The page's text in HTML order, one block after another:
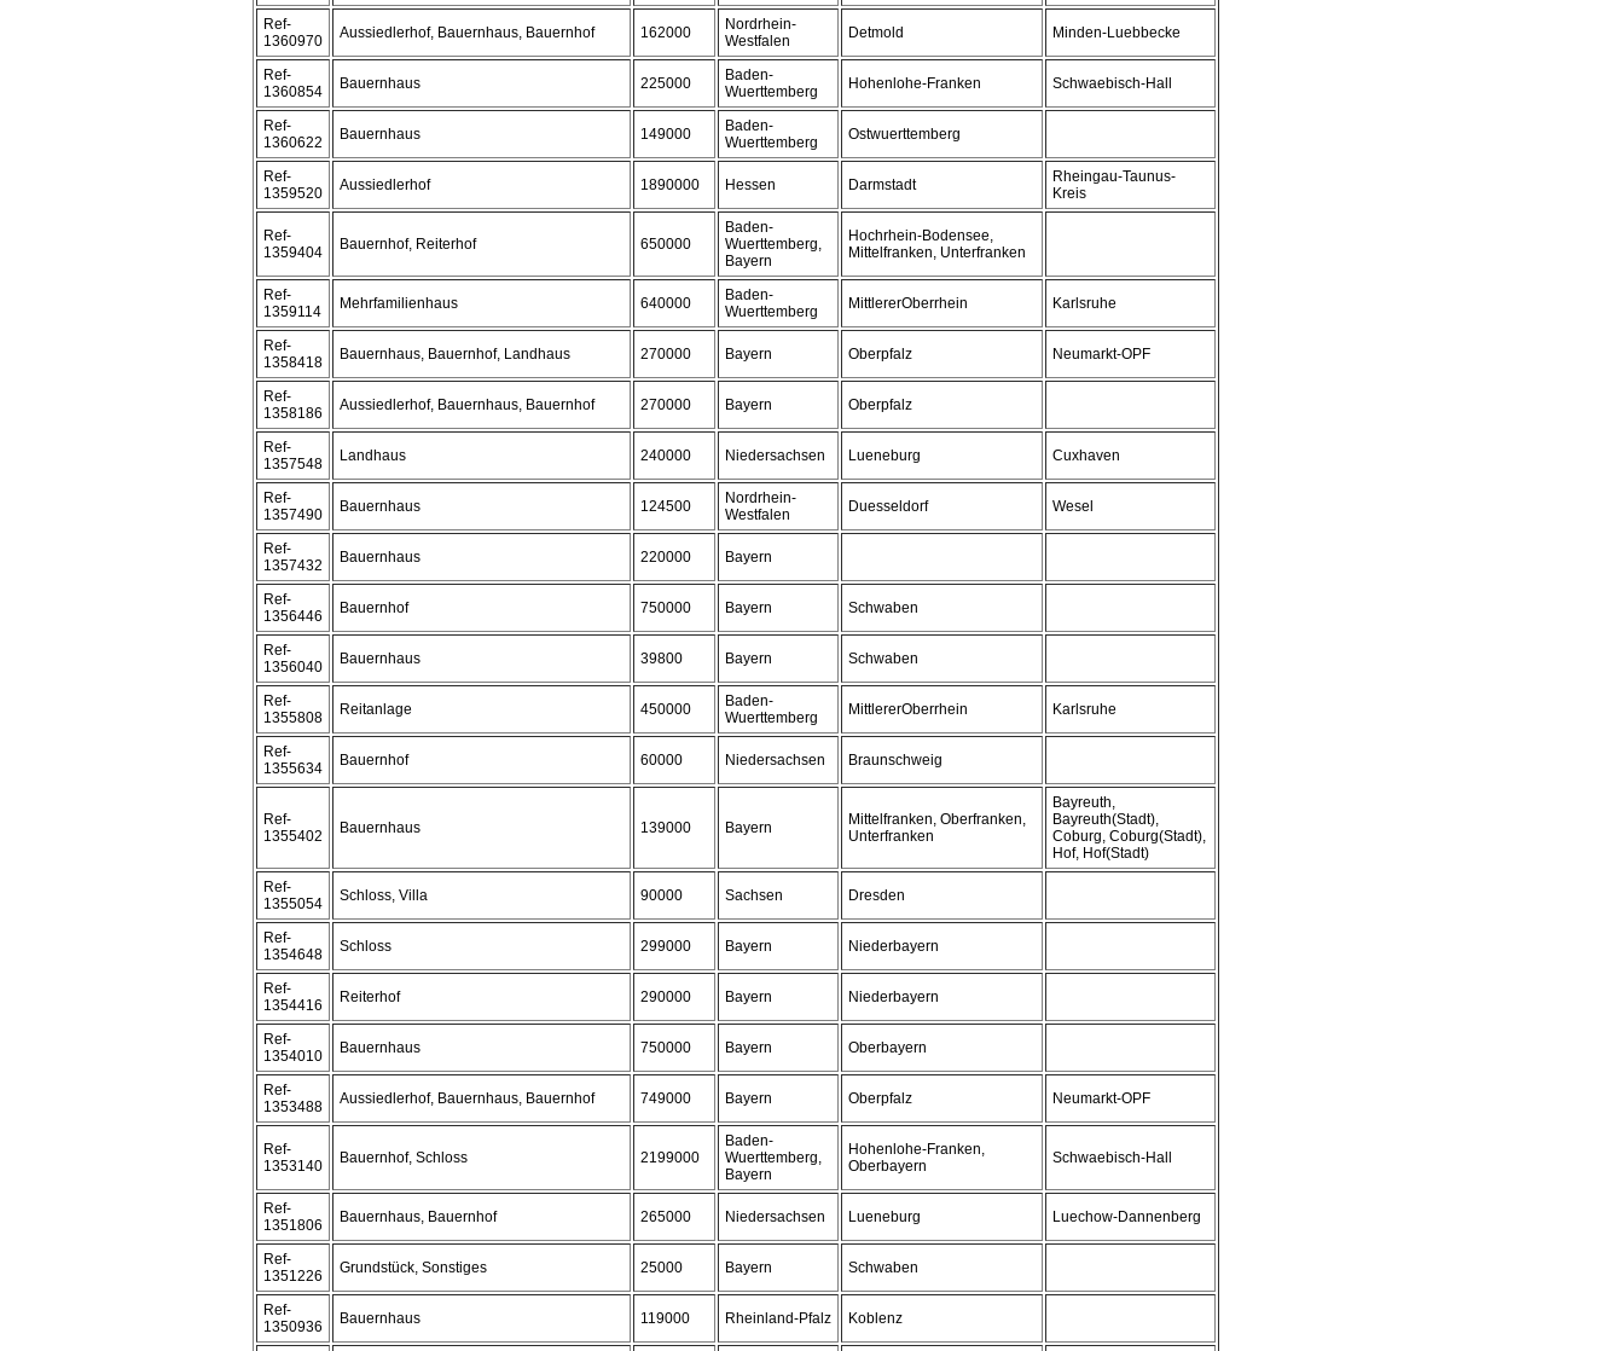
Ref-
1360970
Aussiedlerhof, Bauernhaus, Bauernhof 162000
Nordrhein-
Westfalen
Detmold Minden-Luebbecke
Ref-
1360854
Bauernhaus 225000
Baden-
Wuerttemberg
Hohenlohe-Franken Schwaebisch-Hall
Ref-
1360622
Bauernhaus 149000
Baden-
Wuerttemberg
Ostwuerttemberg
Ref-
1359520
Aussiedlerhof 1890000 Hessen Darmstadt
Rheingau-Taunus-
Kreis
Ref-
1359404
Bauernhof, Reiterhof 650000
Baden-
Wuerttemberg,
Bayern
Hochrhein-Bodensee,
Mittelfranken, Unterfranken
Ref-
1359114
Mehrfamilienhaus 640000
Baden-
Wuerttemberg
MittlererOberrhein Karlsruhe
Ref-
1358418
Bauernhaus, Bauernhof, Landhaus 270000 Bayern Oberpfalz Neumarkt-OPF
Ref-
1358186
Aussiedlerhof, Bauernhaus, Bauernhof 270000 Bayern Oberpfalz
Ref-
1357548
Landhaus 240000 Niedersachsen Lueneburg Cuxhaven
Ref-
1357490
Bauernhaus 124500
Nordrhein-
Westfalen
Duesseldorf Wesel
Ref-
1357432
Bauernhaus 220000 Bayern
Ref-
1356446
Bauernhof 750000 Bayern Schwaben
Ref-
1356040
Bauernhaus 39800 Bayern Schwaben
Ref-
1355808
Reitanlage 450000
Baden-
Wuerttemberg
MittlererOberrhein Karlsruhe
Ref-
1355634
Bauernhof 60000 Niedersachsen Braunschweig
Ref-
1355402
Bauernhaus 139000 Bayern
Mittelfranken, Oberfranken,
Unterfranken
Bayreuth,
Bayreuth(Stadt),
Coburg, Coburg(Stadt),
Hof, Hof(Stadt)
Ref-
1355054
Schloss, Villa 90000 Sachsen Dresden
Ref-
1354648
Schloss 299000 Bayern Niederbayern
Ref-
1354416
Reiterhof 290000 Bayern Niederbayern
Ref-
1354010
Bauernhaus 750000 Bayern Oberbayern
Ref-
1353488
Aussiedlerhof, Bauernhaus, Bauernhof 749000 Bayern Oberpfalz Neumarkt-OPF
Ref-
1353140
Bauernhof, Schloss 2199000
Baden-
Wuerttemberg,
Bayern
Hohenlohe-Franken,
Oberbayern
Schwaebisch-Hall
Ref-
1351806
Bauernhaus, Bauernhof 265000 Niedersachsen Lueneburg Luechow-Dannenberg
Ref-
1351226
Grundstück, Sonstiges 25000 Bayern Schwaben
Ref-
1350936
Bauernhaus 119000 Rheinland-Pfalz Koblenz